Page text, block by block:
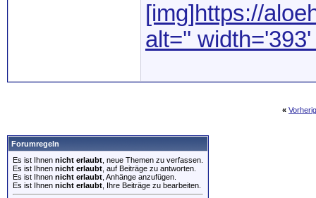
[img]https://
alt=''
«
Forumregeln
Es ist Ihnen nicht erlaubt , neue Themen zu verfassen.
Es ist Ihnen nicht erlaubt , auf Beiträge zu antworten.
Es ist Ihnen nicht erlaubt , Anhänge anzufügen.
Es ist Ihnen nicht erlaubt , Ihre Beiträge zu bearbeiten.